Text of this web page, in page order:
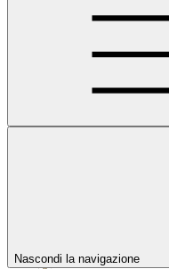
Nascondi la navigazione